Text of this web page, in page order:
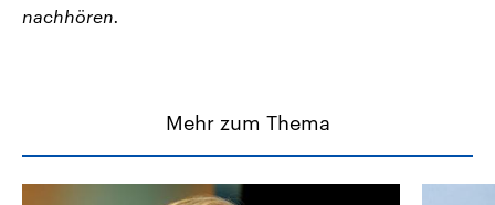
nachhören.
Mehr zum Thema